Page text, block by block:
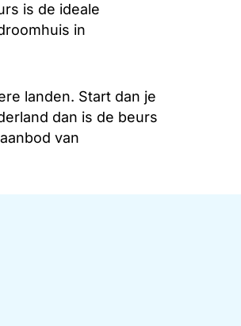
is de ideale
in
landen. Start dan je
dan is de beurs
van